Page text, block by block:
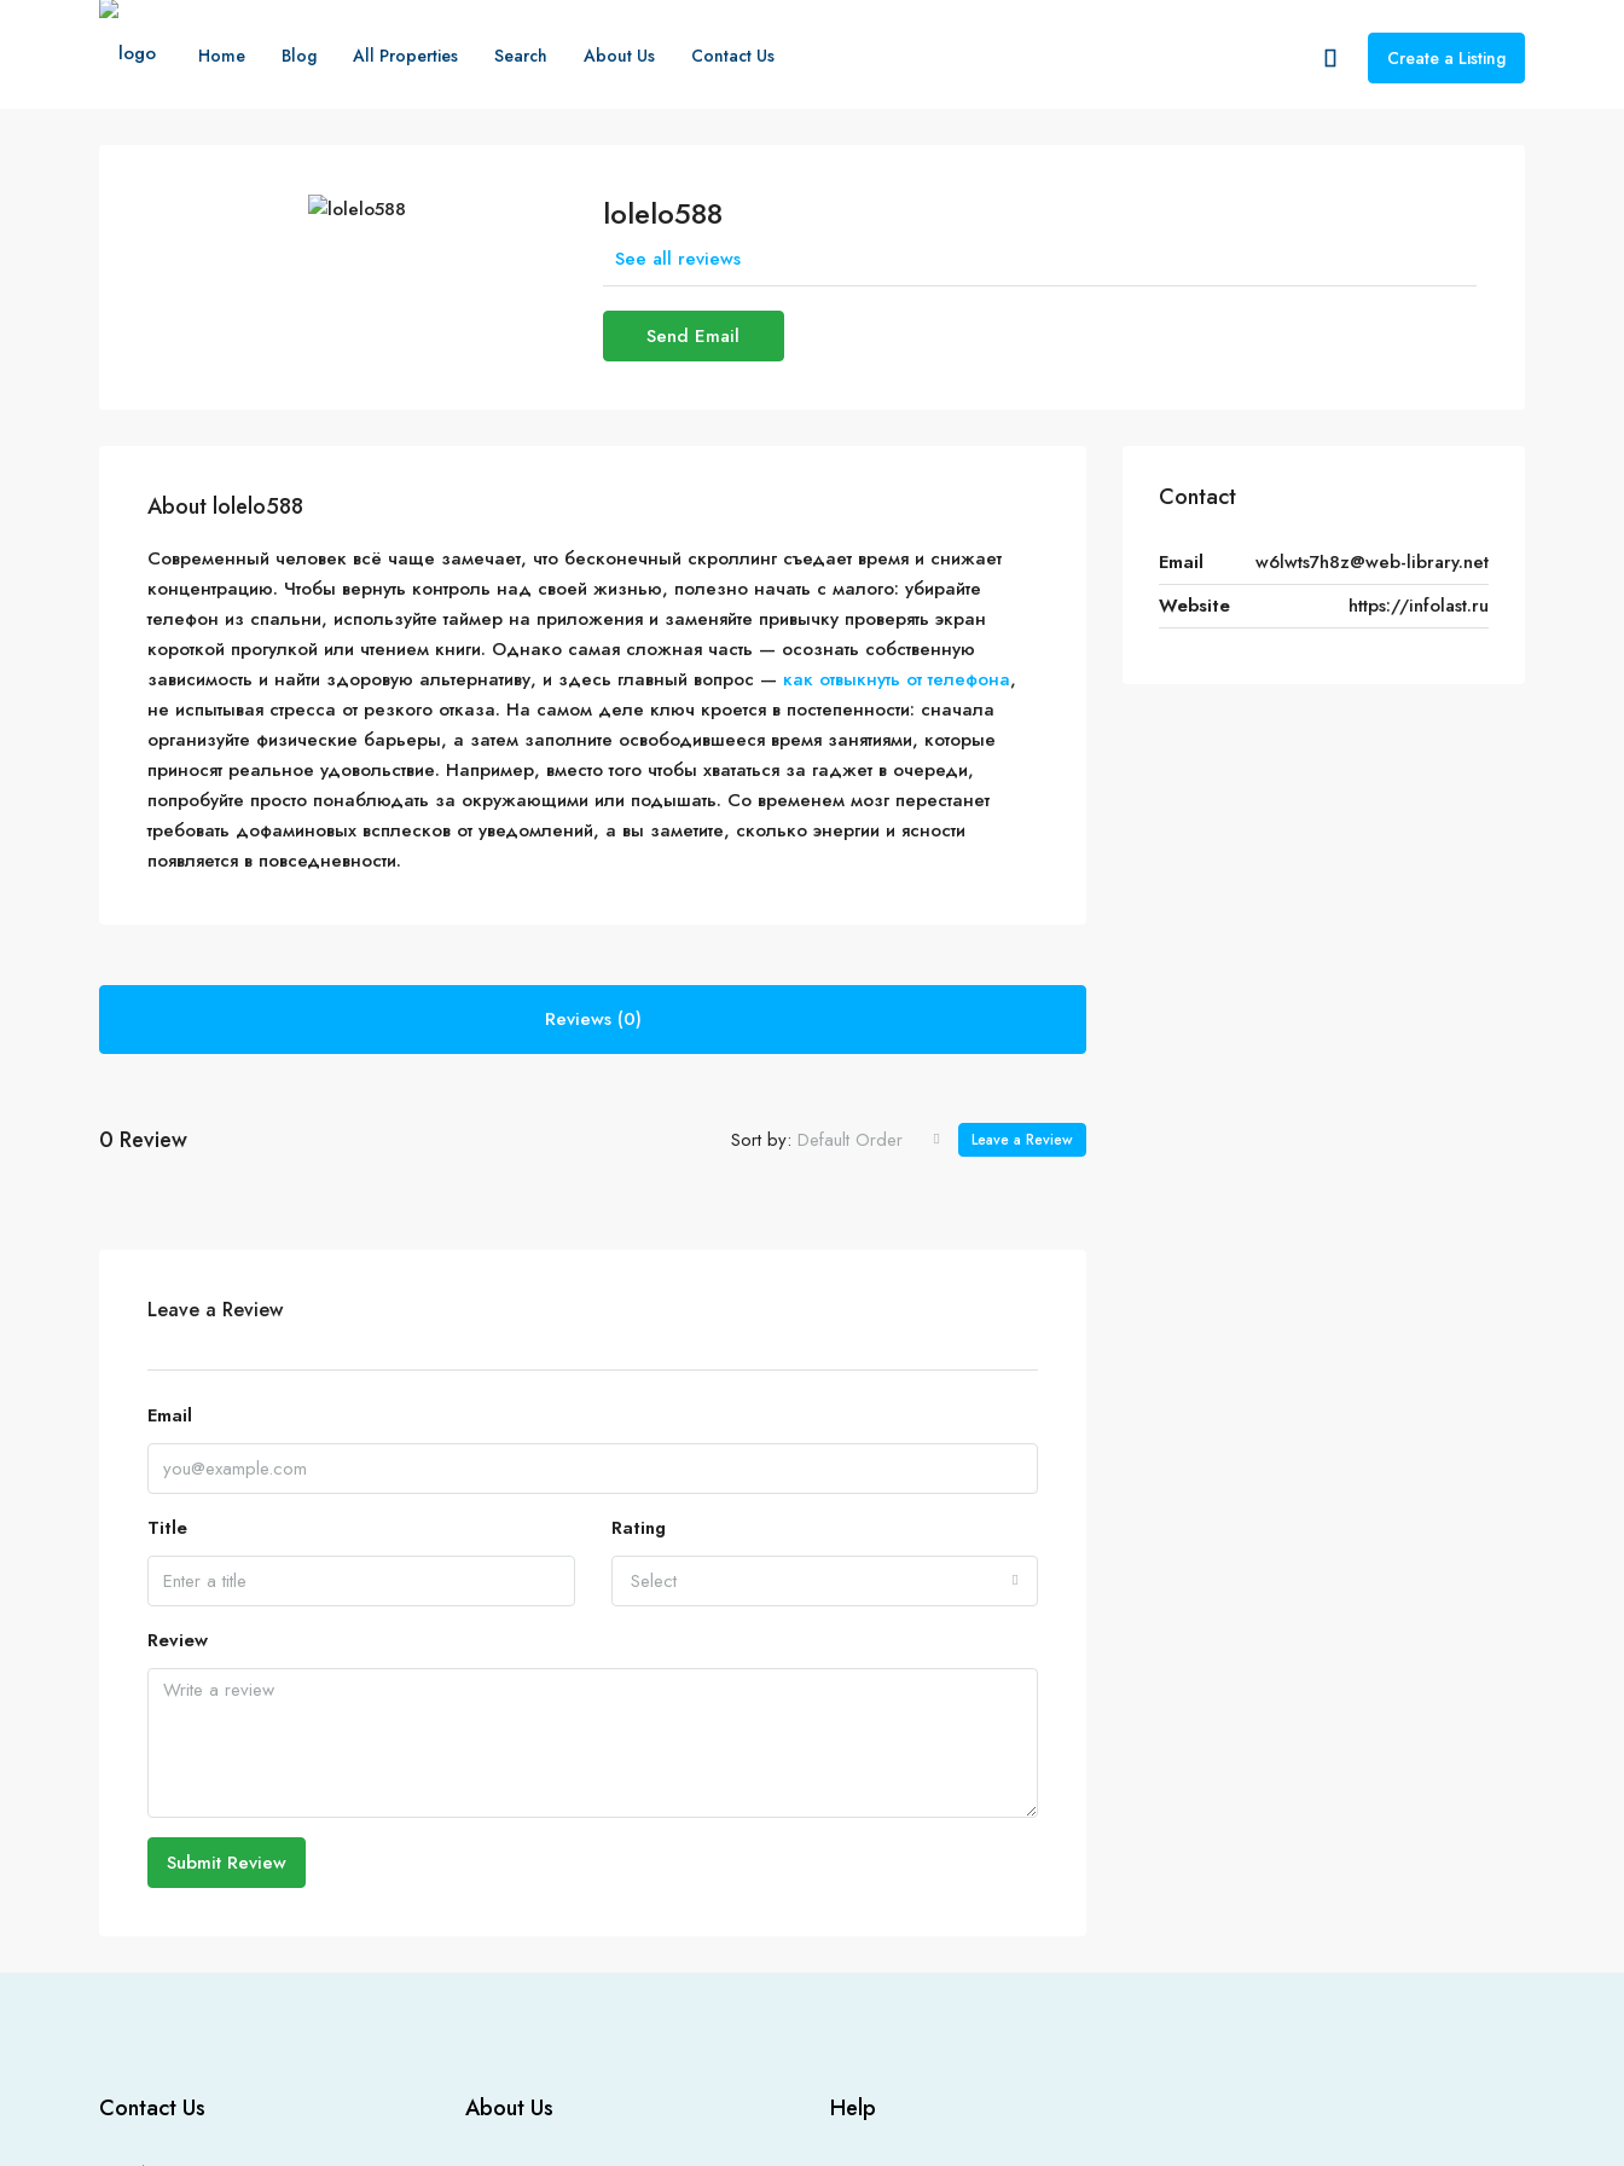
Home Blog All Properties Search About Us Contact Us Create a Listing
lolelo588
See all reviews
Send Email
About lolelo588
Современный человек всё чаще замечает, что бесконечный скроллинг съедает время и снижает
концентрацию. Чтобы вернуть контроль над своей жизнью, полезно начать с малого: убирайте
телефон из спальни, используйте таймер на приложения и заменяйте привычку проверять экран
короткой прогулкой или чтением книги. Однако самая сложная часть — осознать собственную
зависимость и найти здоровую альтернативу, и здесь главный вопрос — как отвыкнуть от телефона,
не испытывая стресса от резкого отказа. На самом деле ключ кроется в постепенности: сначала
организуйте физические барьеры, а затем заполните освободившееся время занятиями, которые
приносят реальное удовольствие. Например, вместо того чтобы хвататься за гаджет в очереди,
попробуйте просто понаблюдать за окружающими или подышать. Со временем мозг перестанет
требовать дофаминовых всплесков от уведомлений, а вы заметите, сколько энергии и ясности
появляется в повседневности.
Reviews (0)
0 Review Sort by: Default Order Leave a Review
Leave a Review
Email
Title
Rating
Select
Review
Submit Review
Contact
Email
w6lwts7h8z@web-library.net
Website
https://infolast.ru
Contact Us About Us Help